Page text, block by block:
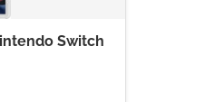
Switch